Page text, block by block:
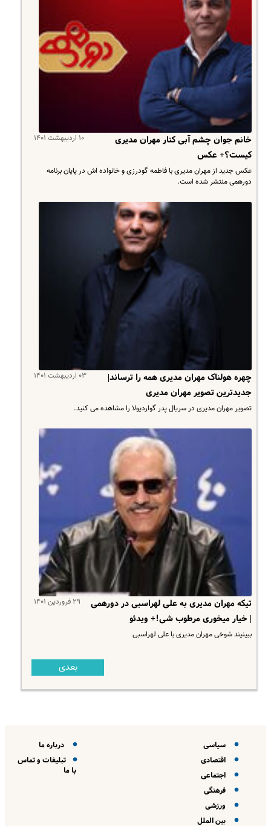
۱۰ اردیبهشت ۱۴۰۱
خانم جوان چشم آبی کنار مهران مدیری
کیست؟+ عکس
عکس جدید از مهران مدیری با فاطمه گودرزی و خانواده اش در پایان برنامه
دورهمی منتشر شده است.
۰۳ اردیبهشت ۱۴۰۱
چهره هولناک مهران مدیری همه را ترساند|
جدیدترین تصویر مهران مدیری
تصویر مهران مدیری در سریال پدر گواردیولا را مشاهده می کنید.
۲۹ فروردین ۱۴۰۱
تیکه مهران مدیری به علی لهراسبی در دورهمی
| خیار میخوری مرطوب شی!+ ویدئو
ببینیند شوخی مهران مدیری با علی لهراسبی
بعدی
سیاسی
اقتصادی
اجتماعی
فرهنگی
ورزشی
بین الملل
درباره ما
تبلیغات و تماس
با ما